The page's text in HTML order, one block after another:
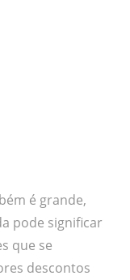
é grande,
pode significar
que se
descontos